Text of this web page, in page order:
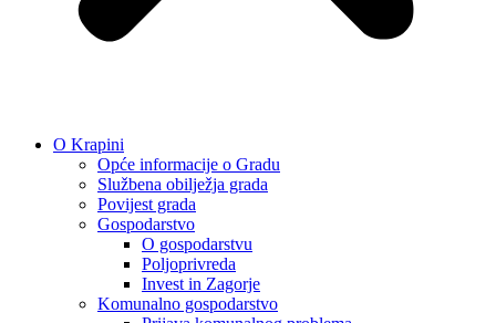
O Krapini
Opće informacije o Gradu
Službena obilježja grada
Povijest grada
Gospodarstvo
O gospodarstvu
Poljoprivreda
Invest in Zagorje
Komunalno gospodarstvo